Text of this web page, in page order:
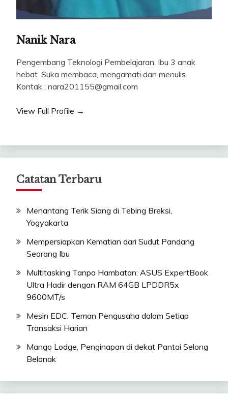
Nanik Nara
Pengembang Teknologi Pembelajaran. Ibu 3 anak
hebat. Suka membaca, mengamati dan menulis.
Kontak : nara201155@gmail.com
View Full Profile →
Catatan Terbaru
Menantang Terik Siang di Tebing Breksi,
Yogyakarta
Mempersiapkan Kematian dari Sudut Pandang
Seorang Ibu
Multitasking Tanpa Hambatan: ASUS ExpertBook
Ultra Hadir dengan RAM 64GB LPDDR5x
9600MT/s
Mesin EDC, Teman Pengusaha dalam Setiap
Transaksi Harian
Mango Lodge, Penginapan di dekat Pantai Selong
Belanak